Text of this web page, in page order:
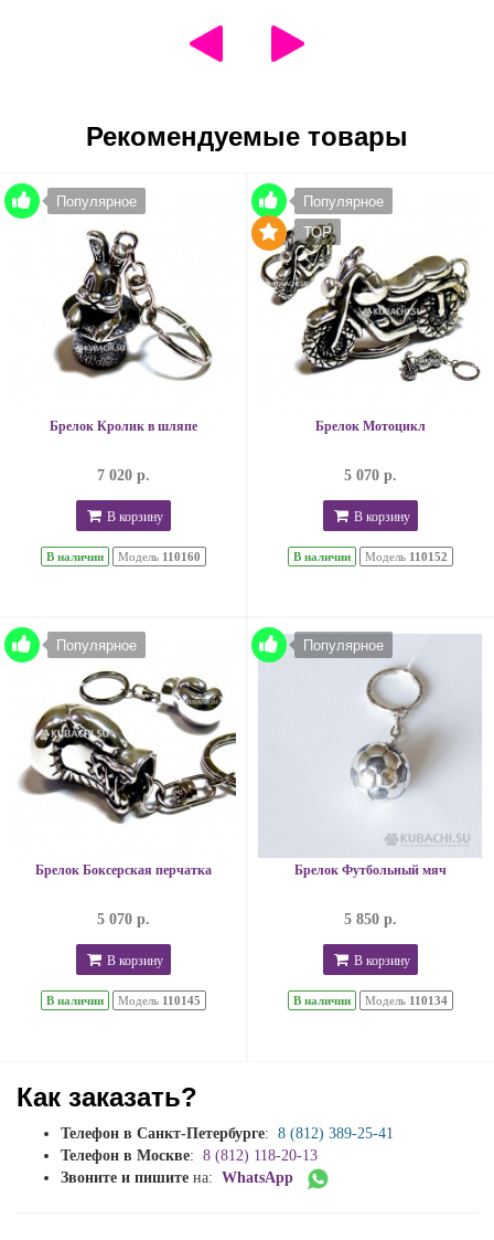
Рекомендуемые товары
Популярное
Брелок Кролик в шляпе
7 020 р.
В корзину
В наличии Модель 110160
Популярное
TOP
Брелок Мотоцикл
5 070 р.
В корзину
В наличии Модель 110152
Популярное
Брелок Боксерская перчатка
5 070 р.
В корзину
В наличии Модель 110145
Популярное
Брелок Футбольный мяч
5 850 р.
В корзину
В наличии Модель 110134
Как заказать?
Телефон в Санкт-Петербурге: 8 (812) 389-25-41
Телефон в Москве: 8 (812) 118-20-13
Звоните и пишите на: WhatsApp